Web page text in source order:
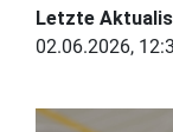
Letzte
02.06.2026,